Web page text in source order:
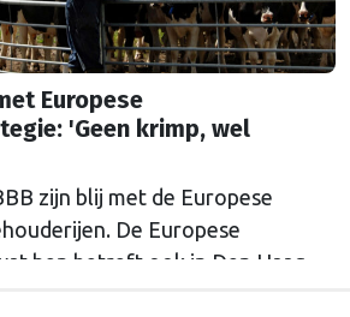
Europese
'Geen krimp, wel
zijn blij met de Europese
De Europese
hen betreft ook in Den Haag